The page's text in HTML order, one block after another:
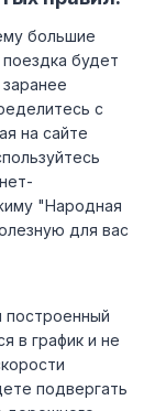
большие
будет
с
на сайте
"Народная
для вас
построенный
в график и не
подвергать